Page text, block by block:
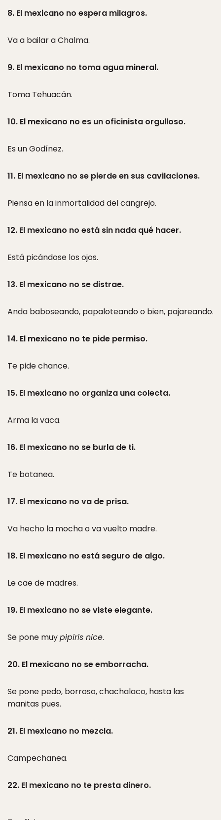
8. El mexicano no espera milagros.
Va a bailar a Chalma.
9. El mexicano no toma agua mineral.
Toma Tehuacán.
10. El mexicano no es un oficinista orgulloso.
Es un Godínez.
11. El mexicano no se pierde en sus cavilaciones.
Piensa en la inmortalidad del cangrejo.
12. El mexicano no está sin nada qué hacer.
Está picándose los ojos.
13. El mexicano no se distrae.
Anda baboseando, papaloteando o bien, pajareando.
14. El mexicano no te pide permiso.
Te pide chance.
15. El mexicano no organiza una colecta.
Arma la vaca.
16. El mexicano no se burla de ti.
Te botanea.
17. El mexicano no va de prisa.
Va hecho la mocha o va vuelto madre.
18. El mexicano no está seguro de algo.
Le cae de madres.
19. El mexicano no se viste elegante.
Se pone muypipiris nice.
20. El mexicano no se emborracha.
Se pone pedo, borroso, chachalaco, hasta las
manitas pues.
21. El mexicano no mezcla.
Campechanea.
22. El mexicano no te presta dinero.